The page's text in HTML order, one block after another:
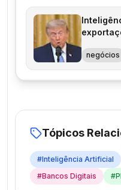
negócios
Tópicos
#Inteligência Artificial
#Bancos Digitais #